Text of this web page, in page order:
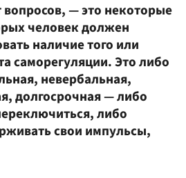
— это некоторые
человек должен
наличие того или
саморегуляции. Это либо
невербальная,
долгосрочная — либо
либо
свои импульсы,